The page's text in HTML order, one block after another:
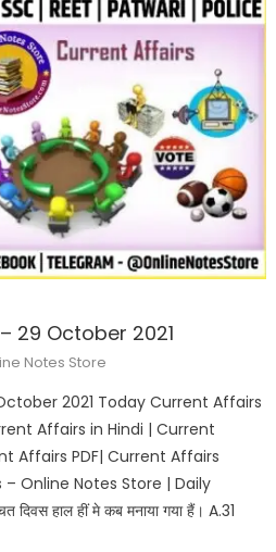
29 October 2021
Notes Store
2021 Today Current Affairs
Affairs in Hindi | Current
Affairs PDF| Current Affairs
Online Notes Store | Daily
हाल हीं मे कब मनाया गया हैं। A.31